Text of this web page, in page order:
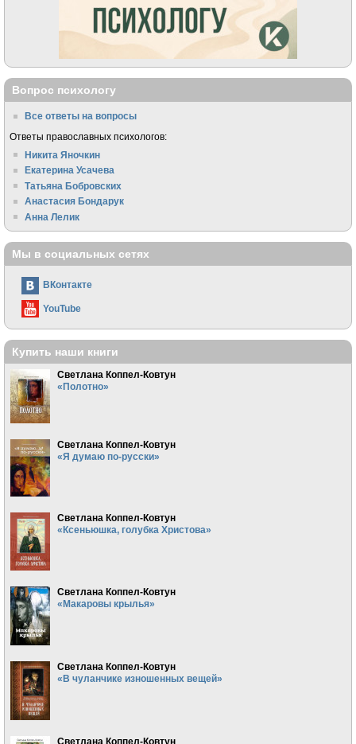
Вопрос психологу
Все ответы на вопросы
Ответы православных психологов:
Никита Яночкин
Екатерина Усачева
Татьяна Бобровских
Анастасия Бондарук
Анна Лелик
Мы в социальных сетях
ВКонтакте
YouTube
Купить наши книги
Светлана Коппел-Ковтун
«Полотно»
Светлана Коппел-Ковтун
«Я думаю по-русски»
Светлана Коппел-Ковтун
«Ксеньюшка, голубка Христова»
Светлана Коппел-Ковтун
«Макаровы крылья»
Светлана Коппел-Ковтун
«В чуланчике изношенных вещей»
Светлана Коппел-Ковтун